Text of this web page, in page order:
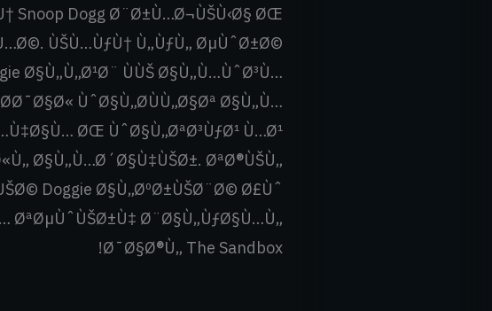
Snoop Dogg Ø¨Ø±Ù…Ø¬ÙŠÙ‹Ø§ ØŒ
ÙŠÙ…ÙƒÙ† Ù„ÙƒÙ„ ØµÙˆØ±Ø©
Ø§Ù„Ù„Ø¹Ø¨ ÙÙŠ Ø§Ù„Ù…ÙˆØ³Ù…
ÙˆØ§Ù„Ø­ÙÙ„Ø§Øª Ø§Ù„Ù…
ØŒ ÙˆØ§Ù„ØªØ³ÙƒØ¹ Ù…Ø¹
Ø§Ù„Ù…Ø´Ø§Ù‡ÙŠØ±. ØªØ®ÙŠÙ„
Doggie Ø§Ù„ØºØ±ÙŠØ¨Ø© Ø£Ùˆ
ØªØµÙˆÙŠØ±Ù‡ Ø¨Ø§Ù„ÙƒØ§Ù…Ù„
Ø¯Ø§Ø®Ù„ The Sandbox!